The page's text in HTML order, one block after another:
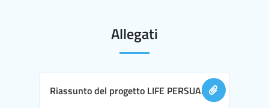
Allegati
Riassunto del progetto LIFE PERSUADED